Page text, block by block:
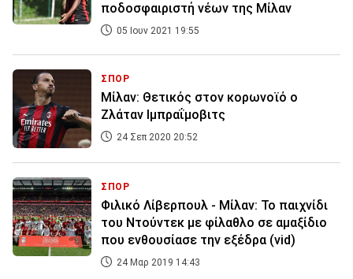
ποδοσφαιριστή νέων της Μίλαν
05 Ιουν 2021 19:55
ΣΠΟΡ
Μίλαν: Θετικός στον κορωνοϊό ο
Ζλάταν Ιμπραΐμοβιτς
24 Σεπ 2020 20:52
ΣΠΟΡ
Φιλικό Λίβερπουλ - Μίλαν: Το παιχνίδι
του Ντούντεκ με φίλαθλο σε αμαξίδιο
που ενθουσίασε την εξέδρα (vid)
24 Μαρ 2019 14:43